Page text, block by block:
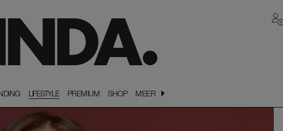
LIFESTYLE PREMIUM
PREMIUM SHOP
SHOP MEER
MEER